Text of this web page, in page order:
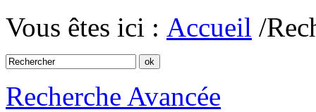
Vous êtes ici : Accueil /
Recherche Avancée